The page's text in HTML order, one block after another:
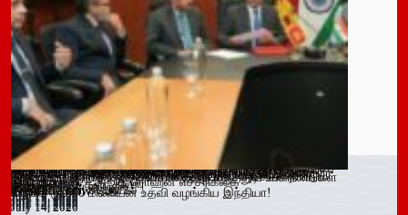
ஓகஸ்ட் நடுப்பகுதி வரை அபாயம் – வவுனியாவிலும் 67 பேருக்கு
டெங்கு உறுதி
July 16, 2026
இளைஞர்களை போதைக்கு இட்டுச் செல்லும் சமூக ஊடக
விளம்பரங்கள் – அஜித் ரொஹன எச்சரிக்கை
July 15, 2026
காலி சிறையை குறிவைத்து போதைப்பொருள் கடத்தல் முயற்சி
முறியடிப்பு
July 15, 2026
வவுனியா மாநகர முதல்வரை பதவி நீக்கும் வர்த்தமானிக்கு
இடைக்காலத் தடை நீடிப்பு
July 15, 2026
கந்தளாயில் பொலிஸ் விசேட சோதனை!
July 15, 2026
வவுனியா – போகஸ்வெவ வீதி (B442) அபிவிருத்திப் பணிகள்
ஆரம்பம்!
July 15, 2026
அரச அதிகாரிகளுக்கான விடுமுறை விதிகளில் திருத்தம்;
அமைச்சரவை ஒப்புதல்
July 15, 2026
மஸ்கெலியா பொலிஸ் பிரிவில் போதைப்பொருளுடன் இருவர்
கைது!
July 15, 2026
பூநகரி பிரதேச செயலகத்தின் புதிய உதவிப் பிரதேச செயலாளர்
கடமையேற்பு!
July 15, 2026
யாழ். மாவட்ட கல்வி அபிவிருத்தி உப குழுக் கூட்டம்!
July 15, 2026
புதுக்குடியிருப்பு பாடசாலையில் பதற்றம்; சக மாணவர்களை
தாக்கிய மூவர் சிறையில்
July 14, 2026
கல்வயல் நுணாவில் வீதியின் பாலத்திற்கான அடிக்கல் நாட்டும்
விழா!
July 14, 2026
தெனியாய ஆரம்ப வைத்தியசாலைக்கு மருத்துவ உபகரணங்கள்
வழங்க ரூ.600 மில்லியன் உதவி வழங்கிய இந்தியா!
July 14, 2026
Leave a Reply
You must be
logged into post a comment.
Trending now